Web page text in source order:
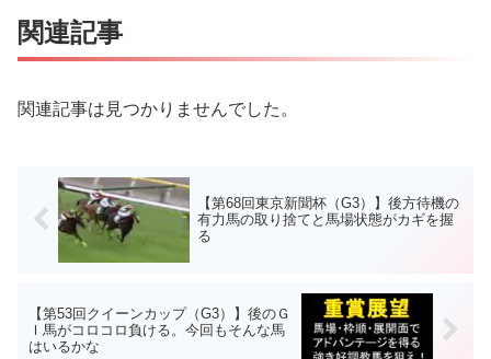
関連記事
関連記事は見つかりませんでした。
【第68回東京新聞杯（G3）】後方待機の
有力馬の取り捨てと馬場状態がカギを握
る
【第53回クイーンカップ（G3）】後のＧ
Ｉ馬がコロコロ負ける。今回もそんな馬
はいるかな